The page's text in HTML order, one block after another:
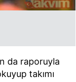
da raporuyla
takımı